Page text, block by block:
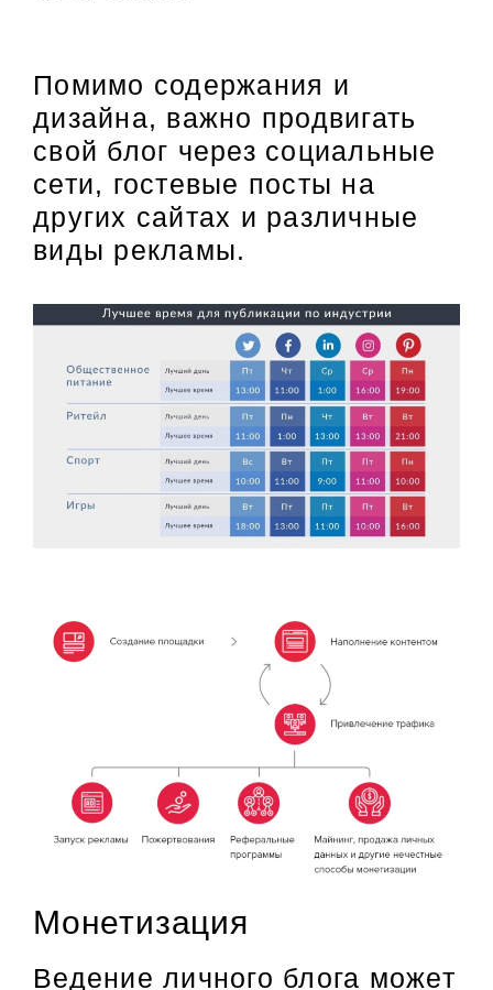
Помимо содержания и
дизайна, важно продвигать
свой блог через социальные
сети, гостевые посты на
других сайтах и различные
виды рекламы.
Монетизация
Ведение личного блога может